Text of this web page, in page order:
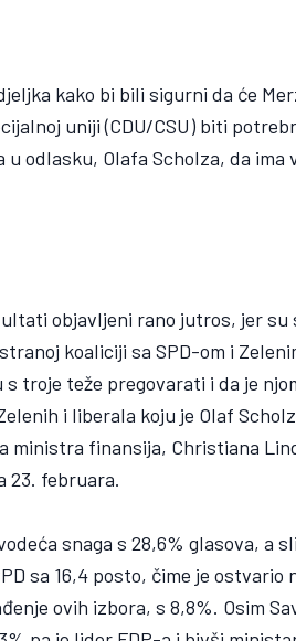
kako bi bili sigurni da će
uniji (CDU/CSU) biti
odlasku, Olafa Scholza, da ima
objavljeni rano jutros, jer su
koaliciji sa SPD-om i
troje teže pregovarati i da je
i liberala koju je Olaf
ministra finansija, Christiana
23. februara.
snaga s 28,6% glasova, a
sa 16,4 posto, čime je
ovih izbora, s 8,8%. Osim